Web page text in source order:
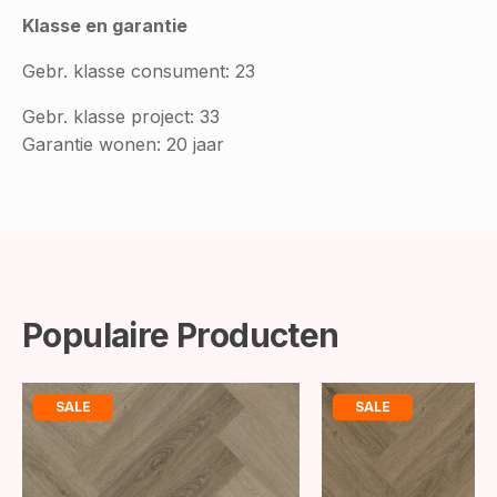
Klasse en garantie
Gebr. klasse consument: 23
Gebr. klasse project: 33
Garantie wonen: 20 jaar
Populaire Producten
SALE SALE